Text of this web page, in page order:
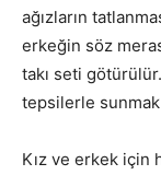
ağızların
erkeğin söz
takı seti
tepsilerle sunmak
Kız ve erkek için